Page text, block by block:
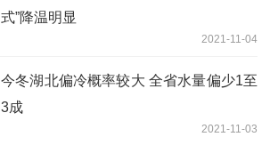
式”降温明显
2021-11-04
今冬湖北偏冷概率较大 全省水量偏少1至
3成
2021-11-03